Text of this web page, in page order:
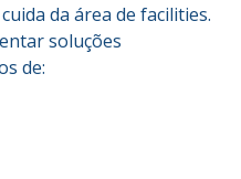
da área de facilities.
soluções
de: